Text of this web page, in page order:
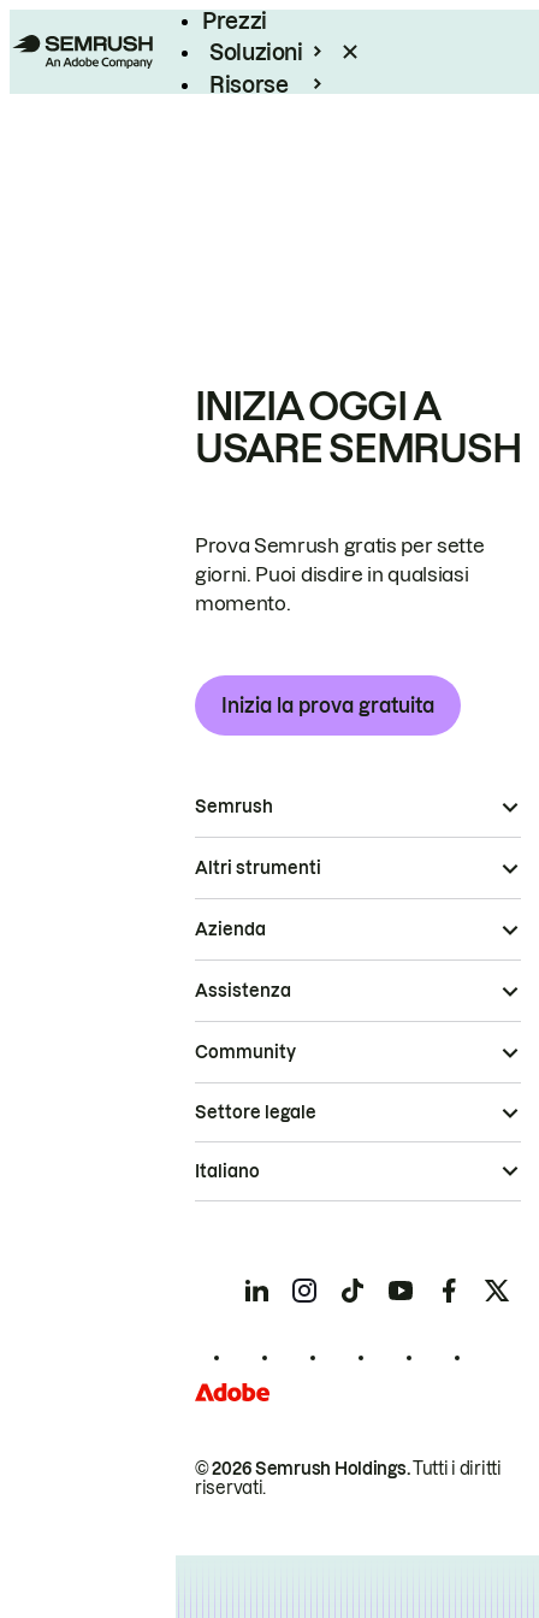
Prezzi
Soluzioni
Risorse
INIZIA OGGI A
USARE SEMRUSH
Prova Semrush gratis per sette
giorni. Puoi disdire in qualsiasi
momento.
Inizia la prova gratuita
Semrush
Altri strumenti
Azienda
Assistenza
Community
© 2026 Semrush Holdings.Tutti i diritti
riservati.
Settore legale
Italiano